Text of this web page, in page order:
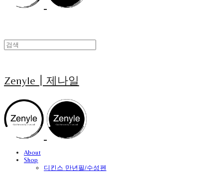
Zenyle┃제나일
About
Shop
디킨스 만년필/수성펜